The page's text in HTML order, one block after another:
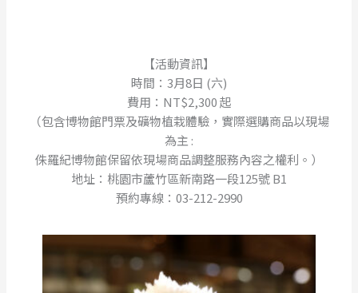
【活動資訊】
時間：3月8日 (六)
費用：NT$2,300 起
（包含博物館門票及礦物植栽體驗，實際選購商品以現場
為主 :
侏羅紀博物館保留依現場商品調整服務內容之權利。）
地址：桃園市蘆竹區新南路一段125號 B1
預約專線：03-212-2990